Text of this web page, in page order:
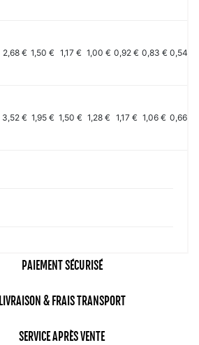
2,68 € 1,50 € 1,17 € 1,00 € 0,92 € 0,83 € 0,54 €
3,52 € 1,95 € 1,50 € 1,28 € 1,17 € 1,06 € 0,66 €
PAIEMENT SÉCURISÉ
LIVRAISON & FRAIS TRANSPORT
SERVICE APRÈS VENTE